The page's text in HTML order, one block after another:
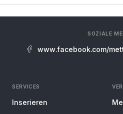
SOZIALE
www.facebook.com/
SERVICES
Inserieren